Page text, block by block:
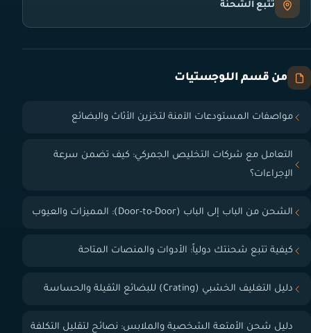
تتبع الشحنة
من قسم اللوجستيات
مواصفات المستودعات الآمنة لتخزين الأثاث والبضائع
التعامل مع شركات التخليص الجمركي: كيف تضمن سرعة
الإجراءات؟
الشحن من الباب إلى الباب (Door-to-Door): المميزات والعيوب
كيفية تتبع شحنتك دولياً: الأدوات والمنصات المتاحة
دليل التغليف الخشبي (Crating) للبضائع الثقيلة والحساسة
دليل شحن الأمتعة الشخصية والملابس: نصائح لتقليل التكلفة